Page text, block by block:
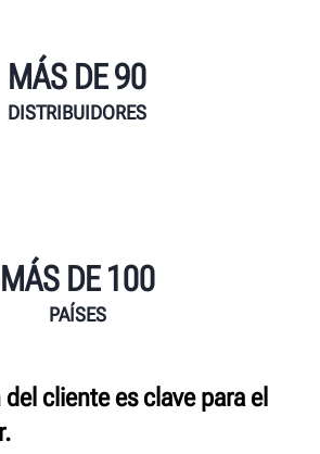
MÁS DE 90
DISTRIBUIDORES
MÁS DE 100
PAÍSES
cliente es clave para el